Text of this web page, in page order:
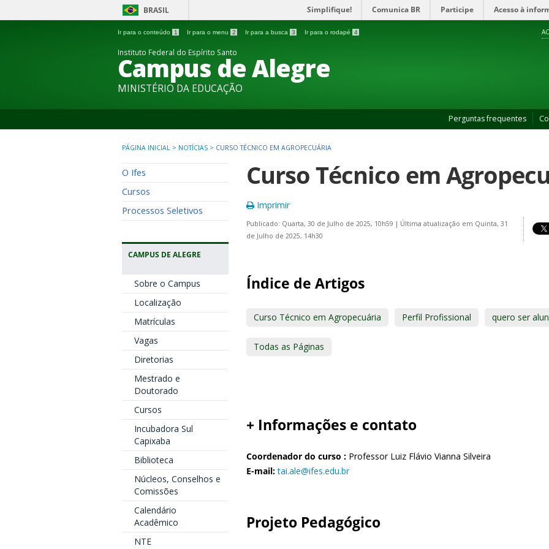
BRASIL Simplifique! Comunica BR Participe Acesso à
Ir para o conteúdo 1 Ir para o menu 2 Ir para a busca 3 Ir para o rodapé 4
Instituto Federal do Espírito Santo
Campus de Alegre
MINISTÉRIO DA EDUCAÇÃO
Perguntas frequentes
PÁGINA INICIAL > NOTÍCIAS > CURSO TÉCNICO EM AGROPECUÁRIA
O Ifes
Cursos
Processos Seletivos
CAMPUS DE ALEGRE
Sobre o Campus
Localização
Matrículas
Vagas
Diretorias
Mestrado e
Doutorado
Cursos
Incubadora Sul
Capixaba
Biblioteca
Núcleos, Conselhos e
Comissões
Calendário
Acadêmico
NTE
Curso Técnico em
Imprimir
Publicado: Quarta, 30 de Julho de 2025, 10h59 | Última atualização em Quinta, 31
de Julho de 2025, 14h30
Índice de Artigos
Curso Técnico em Agropecuária Perfil Profissional quero ser
Todas as Páginas
+ Informações e contato
Coordenador do curso : Professor Luiz Flávio Vianna Silveira
E-mail: tai.ale@ifes.edu.br
Projeto Pedagógico